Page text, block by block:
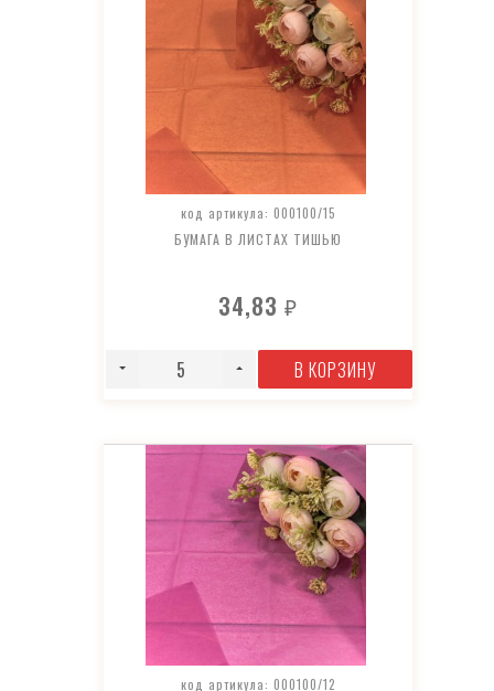
код артикула: 000100/15
БУМАГА В ЛИСТАХ ТИШЬЮ
34,83₽
В КОРЗИНУ
код артикула: 000100/12